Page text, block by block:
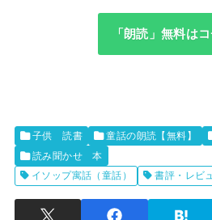
「朗読」無料は
子供 読書 童話の朗読【無料】
読み聞かせ 本
イソップ寓話（童話）
書評・レビ